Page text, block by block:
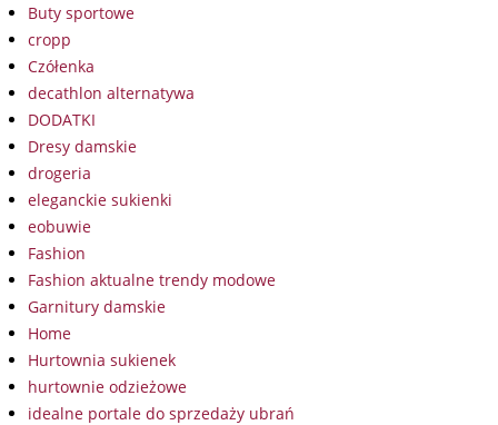
Buty sportowe
cropp
Czółenka
decathlon alternatywa
DODATKI
Dresy damskie
drogeria
eleganckie sukienki
eobuwie
Fashion
Fashion aktualne trendy modowe
Garnitury damskie
Home
Hurtownia sukienek
hurtownie odzieżowe
idealne portale do sprzedaży ubrań